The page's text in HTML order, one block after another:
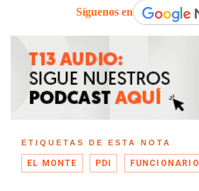
Síguenos en
ETIQUETAS DE ESTA NOTA
EL MONTE PDI FUNCIONARIO